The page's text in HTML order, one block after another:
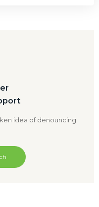
idea of denouncing